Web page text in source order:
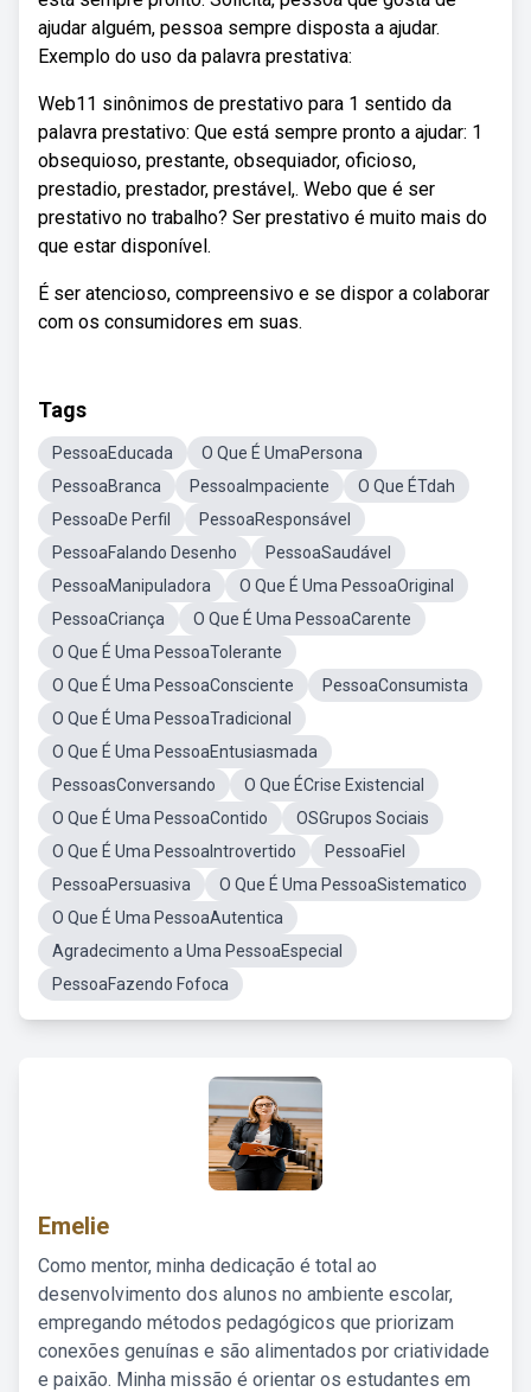
ajudar alguém, pessoa sempre disposta a ajudar.
Exemplo do uso da palavra prestativa:
Web11 sinônimos de prestativo para 1 sentido da
palavra prestativo: Que está sempre pronto a ajudar: 1
obsequioso, prestante, obsequiador, oficioso,
prestadio, prestador, prestável,. Webo que é ser
prestativo no trabalho? Ser prestativo é muito mais do
que estar disponível.
É ser atencioso, compreensivo e se dispor a colaborar
com os consumidores em suas.
Tags
PessoaEducada
O Que É UmaPersona
PessoaBranca
PessoaImpaciente
O Que ÉTdah
PessoaDe Perfil
PessoaResponsável
PessoaFalando Desenho
PessoaSaudável
PessoaManipuladora
O Que É Uma PessoaOriginal
PessoaCriança
O Que É Uma PessoaCarente
O Que É Uma PessoaTolerante
O Que É Uma PessoaConsciente
PessoaConsumista
O Que É Uma PessoaTradicional
O Que É Uma PessoaEntusiasmada
PessoasConversando
O Que ÉCrise Existencial
O Que É Uma PessoaContido
OSGrupos Sociais
O Que É Uma PessoaIntrovertido
PessoaFiel
PessoaPersuasiva
O Que É Uma PessoaSistematico
O Que É Uma PessoaAutentica
Agradecimento a Uma PessoaEspecial
PessoaFazendo Fofoca
Emelie
Como mentor, minha dedicação é total ao
desenvolvimento dos alunos no ambiente escolar,
empregando métodos pedagógicos que priorizam
conexões genuínas e são alimentados por criatividade
e paixão. Minha missão é orientar os estudantes em